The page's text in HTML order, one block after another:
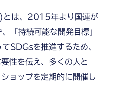
は、2015年より国連が
「持続可能な開発目標」
SDGsを推進するため、
性を伝え、多くの人と
ョップを定期的に開催し